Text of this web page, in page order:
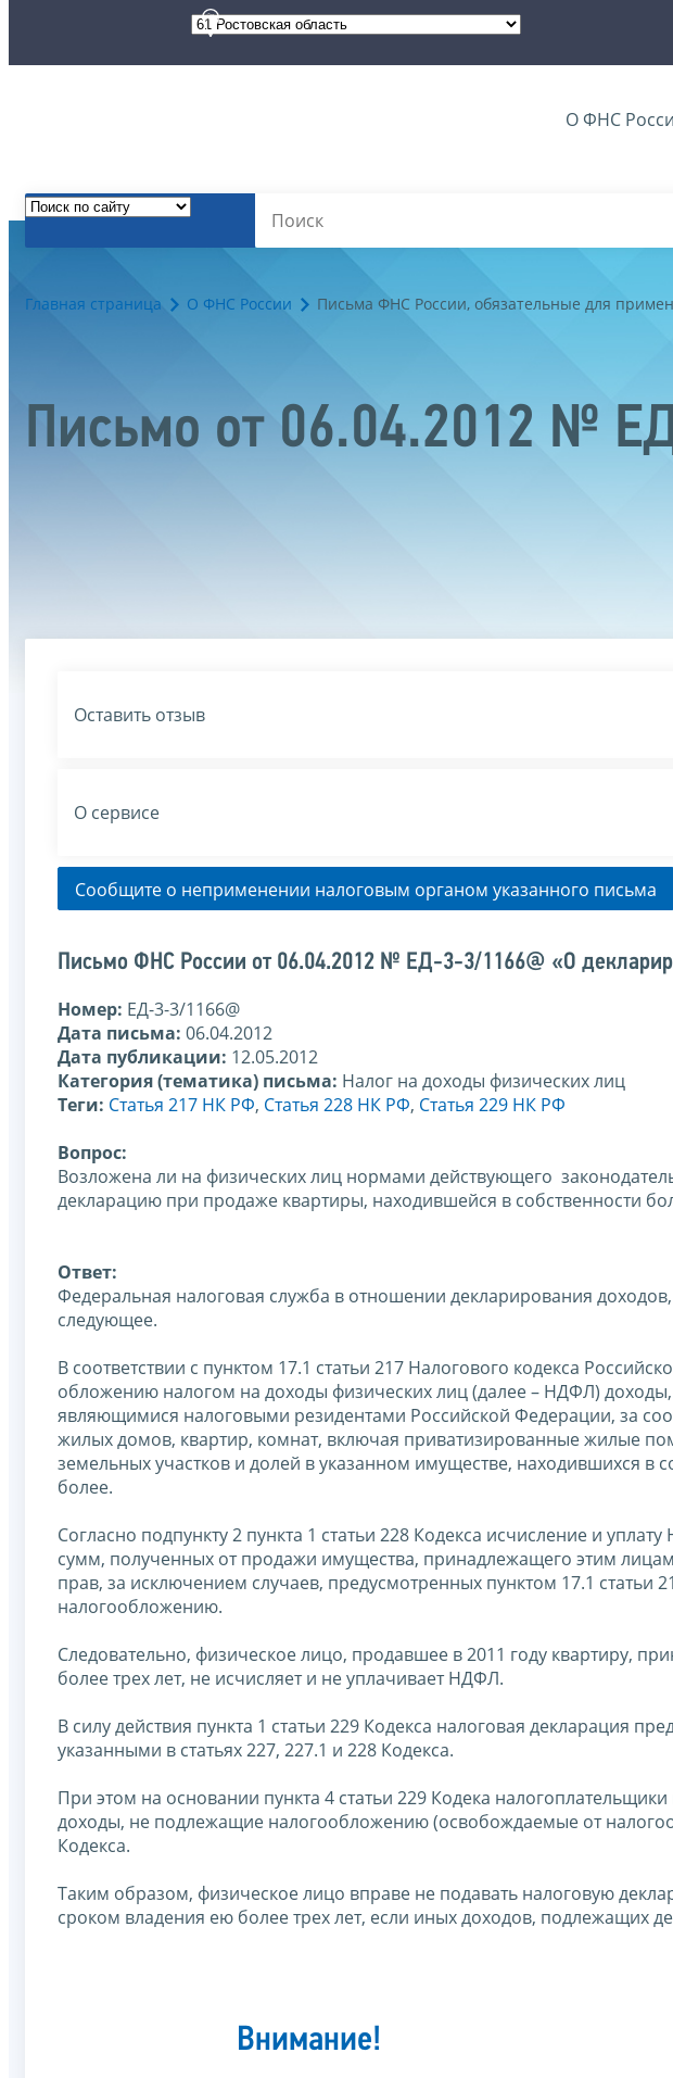
О ФНС
Главная страница О ФНС России Письма ФНС России, обязательные для
Письмо от 06.04.2012 №
Оставить отзыв
О сервисе
Сообщите о неприменении налоговым органом указанного письма
Письмо ФНС России от 06.04.2012 № ЕД-3-3/1166@ «О
Номер: ЕД-3-3/1166@
Дата письма: 06.04.2012
Дата публикации: 12.05.2012
Категория (тематика) письма: Налог на доходы физических лиц
Теги: Статья 217 НК РФ, Статья 228 НК РФ, Статья 229 НК РФ
Вопрос:
Возложена ли на физических лиц нормами действующего
декларацию при продаже квартиры, находившейся в собственности
Ответ:
Федеральная налоговая служба в отношении декларирования
следующее.
В соответствии с пунктом 17.1 статьи 217 Налогового кодекса
обложению налогом на доходы физических лиц (далее – НДФЛ)
являющимися налоговыми резидентами Российской Федерации, за
жилых домов, квартир, комнат, включая приватизированные жилые
земельных участков и долей в указанном имуществе, находившихся в
более.
Согласно подпункту 2 пункта 1 статьи 228 Кодекса исчисление и
сумм, полученных от продажи имущества, принадлежащего этим
прав, за исключением случаев, предусмотренных пунктом 17.1 статьи
налогообложению.
Следовательно, физическое лицо, продавшее в 2011 году квартиру,
более трех лет, не исчисляет и не уплачивает НДФЛ.
В силу действия пункта 1 статьи 229 Кодекса налоговая декларация
указанными в статьях 227, 227.1 и 228 Кодекса.
При этом на основании пункта 4 статьи 229 Кодека
доходы, не подлежащие налогообложению (освобождаемые от
Кодекса.
Таким образом, физическое лицо вправе не подавать налоговую
сроком владения ею более трех лет, если иных доходов, подлежащих
Внимание!